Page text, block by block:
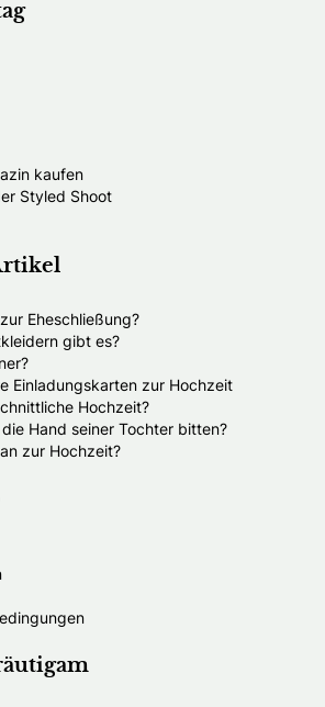
kaufen
Styled Shoot
Eheschließung?
gibt es?
Einladungskarten zur Hochzeit
Hochzeit?
Hand seiner Tochter bitten?
zur Hochzeit?